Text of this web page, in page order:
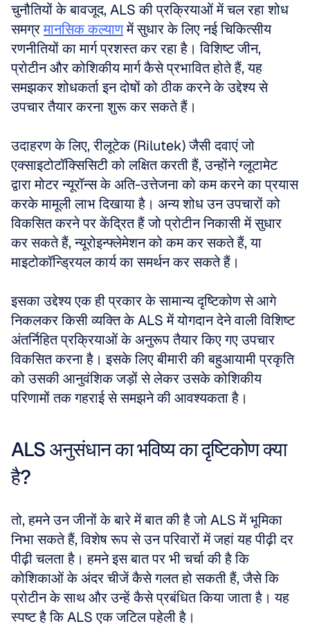
चुनौतियों के बावजूद, ALS की प्रक्रियाओं में चल रहा शोध
समग्र मानसिक कल्याण में सुधार के लिए नई चिकित्सीय
रणनीतियों का मार्ग प्रशस्त कर रहा है। विशिष्ट जीन,
प्रोटीन और कोशिकीय मार्ग कैसे प्रभावित होते हैं, यह
समझकर शोधकर्ता इन दोषों को ठीक करने के उद्देश्य से
उपचार तैयार करना शुरू कर सकते हैं।
उदाहरण के लिए, रीलूटेक (Rilutek) जैसी दवाएं जो
एक्साइटोटॉक्सिसिटी को लक्षित करती हैं, उन्होंने ग्लूटामेट
द्वारा मोटर न्यूरॉन्स के अति-उत्तेजना को कम करने का प्रयास
करके मामूली लाभ दिखाया है। अन्य शोध उन उपचारों को
विकसित करने पर केंद्रित हैं जो प्रोटीन निकासी में सुधार
कर सकते हैं, न्यूरोइन्फ्लेमेशन को कम कर सकते हैं, या
माइटोकॉन्ड्रियल कार्य का समर्थन कर सकते हैं।
इसका उद्देश्य एक ही प्रकार के सामान्य दृष्टिकोण से आगे
निकलकर किसी व्यक्ति के ALS में योगदान देने वाली विशिष्ट
अंतर्निहित प्रक्रियाओं के अनुरूप तैयार किए गए उपचार
विकसित करना है। इसके लिए बीमारी की बहुआयामी प्रकृति
को उसकी आनुवंशिक जड़ों से लेकर उसके कोशिकीय
परिणामों तक गहराई से समझने की आवश्यकता है।
ALS अनुसंधान का भविष्य का दृष्टिकोण क्या
है?
तो, हमने उन जीनों के बारे में बात की है जो ALS में भूमिका
निभा सकते हैं, विशेष रूप से उन परिवारों में जहां यह पीढ़ी दर
पीढ़ी चलता है। हमने इस बात पर भी चर्चा की है कि
कोशिकाओं के अंदर चीजें कैसे गलत हो सकती हैं, जैसे कि
प्रोटीन के साथ और उन्हें कैसे प्रबंधित किया जाता है। यह
स्पष्ट है कि ALS एक जटिल पहेली है।